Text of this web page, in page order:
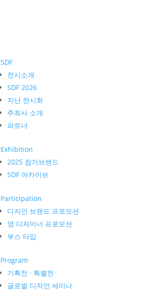
SDF
전시소개
SDF 2026
지난 전시회
주최사 소개
파트너
Exhibition
2025 참가브랜드
SDF 아카이브
Participation
디자인 브랜드 프로모션
영 디자이너 프로모션
부스 타입
Program
기획전 · 특별전
글로벌 디자인 세미나